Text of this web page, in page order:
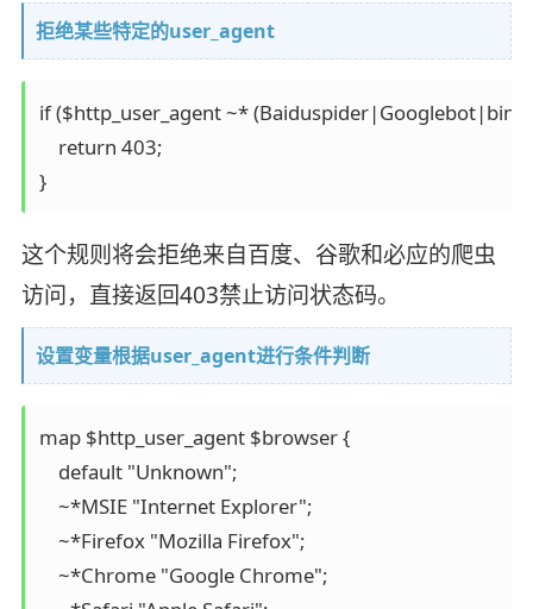
拒绝某些特定的user_agent
if ($http_user_agent ~*
    return 403;
}
这个规则将会拒绝来自百度、谷歌和必应的爬虫
访问，直接返回403禁止访问状态码。
设置变量根据user_agent进行条件判断
map $http_user_agent $browser {
    default "Unknown";
    ~*MSIE "Internet Explorer";
    ~*Firefox "Mozilla Firefox";
    ~*Chrome "Google Chrome";